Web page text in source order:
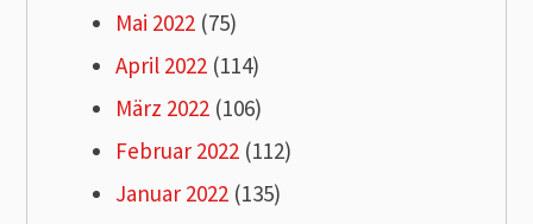
Mai 2022 (75)
April 2022 (114)
März 2022 (106)
Februar 2022 (112)
Januar 2022 (135)